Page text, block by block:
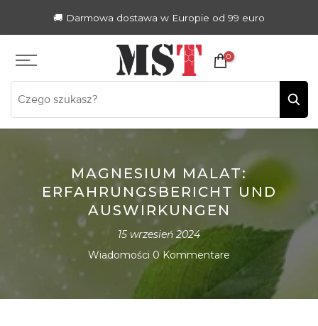
🚚 Darmowa dostawa w Europie od 99 euro
0
MAGNESIUM MALAT:
ERFAHRUNGSBERICHT UND
AUSWIRKUNGEN
15 wrzesień 2024
Wiadomości 0 Kommentare